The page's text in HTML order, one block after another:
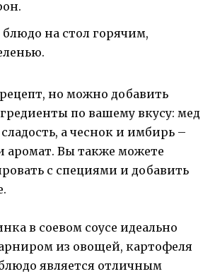
на стол горячим,
но можно добавить
по вашему вкусу: мед
а чеснок и имбирь –
аромат. Вы также можете
с специями и добавить
в соевом соусе идеально
из овощей, картофеля
является отличным